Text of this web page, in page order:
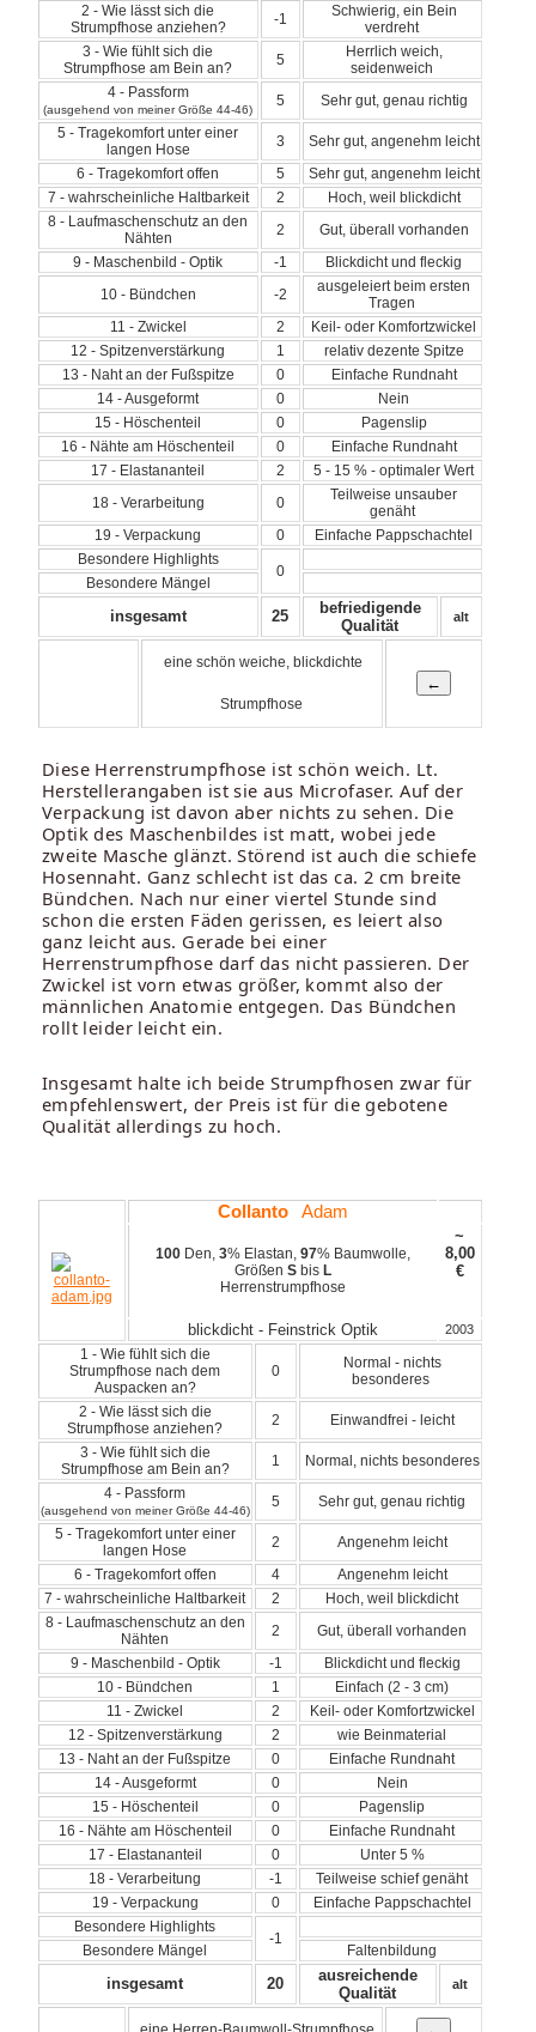
2 - Wie lässt sich die
Strumpfhose anziehen?
-1
Schwierig, ein Bein
verdreht
3 - Wie fühlt sich die
Strumpfhose am Bein an?
5
Herrlich weich,
seidenweich
4 - Passform
(ausgehend von meiner Größe 44-46)
5
Sehr gut, genau richtig
5 - Tragekomfort unter einer
langen Hose
3
Sehr gut, angenehm leicht
6 - Tragekomfort offen
5
Sehr gut, angenehm leicht
7 - wahrscheinliche Haltbarkeit
2
Hoch, weil blickdicht
8 - Laufmaschenschutz an den
Nähten
2
Gut, überall vorhanden
9 - Maschenbild - Optik
-1
Blickdicht und fleckig
10 - Bündchen
-2
ausgeleiert beim ersten
Tragen
11 - Zwickel
2
Keil- oder Komfortzwickel
12 - Spitzenverstärkung
1
relativ dezente Spitze
13 - Naht an der Fußspitze
0
Einfache Rundnaht
14 - Ausgeformt
0
Nein
15 - Höschenteil
0
Pagenslip
16 - Nähte am Höschenteil
0
Einfache Rundnaht
17 - Elastananteil
2
5 - 15 % - optimaler Wert
18 - Verarbeitung
0
Teilweise unsauber
genäht
19 - Verpackung
0
Einfache Pappschachtel
Besondere Highlights
0
Besondere Mängel
insgesamt 25
befriedigende
Qualität
alt
eine schön weiche, blickdichte
Strumpfhose
Diese Herrenstrumpfhose ist schön weich. Lt.
Herstellerangaben ist sie aus Microfaser. Auf der
Verpackung ist davon aber nichts zu sehen. Die
Optik des Maschenbildes ist matt, wobei jede
zweite Masche glänzt. Störend ist auch die schiefe
Hosennaht. Ganz schlecht ist das ca. 2 cm breite
Bündchen. Nach nur einer viertel Stunde sind
schon die ersten Fäden gerissen, es leiert also
ganz leicht aus. Gerade bei einer
Herrenstrumpfhose darf das nicht passieren. Der
Zwickel ist vorn etwas größer, kommt also der
männlichen Anatomie entgegen. Das Bündchen
rollt leider leicht ein.
Insgesamt halte ich beide Strumpfhosen zwar für
empfehlenswert, der Preis ist für die gebotene
Qualität allerdings zu hoch.
CollantoAdam
100Den, 3% Elastan, 97% Baumwolle,
Größen Sbis L
Herrenstrumpfhose
~
8,00
€
blickdicht - Feinstrick Optik 2003
1 - Wie fühlt sich die
Strumpfhose nach dem
Auspacken an?
0
Normal - nichts
besonderes
2 - Wie lässt sich die
Strumpfhose anziehen?
2
Einwandfrei - leicht
3 - Wie fühlt sich die
Strumpfhose am Bein an?
1
Normal, nichts besonderes
4 - Passform
(ausgehend von meiner Größe 44-46)
5
Sehr gut, genau richtig
5 - Tragekomfort unter einer
langen Hose
2
Angenehm leicht
6 - Tragekomfort offen
4
Angenehm leicht
7 - wahrscheinliche Haltbarkeit
2
Hoch, weil blickdicht
8 - Laufmaschenschutz an den
Nähten
2
Gut, überall vorhanden
9 - Maschenbild - Optik
-1
Blickdicht und fleckig
10 - Bündchen
1
Einfach (2 - 3 cm)
11 - Zwickel
2
Keil- oder Komfortzwickel
12 - Spitzenverstärkung
2
wie Beinmaterial
13 - Naht an der Fußspitze
0
Einfache Rundnaht
14 - Ausgeformt
0
Nein
15 - Höschenteil
0
Pagenslip
16 - Nähte am Höschenteil
0
Einfache Rundnaht
17 - Elastananteil
0
Unter 5 %
18 - Verarbeitung
-1
Teilweise schief genäht
19 - Verpackung
0
Einfache Pappschachtel
Besondere Highlights
-1
Besondere Mängel Faltenbildung
insgesamt 20
ausreichende
Qualität
alt